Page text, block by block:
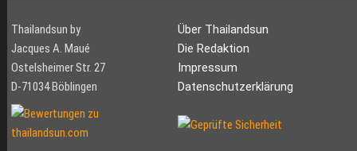
Thailandsun by
Jacques A. Maué
Ostelsheimer Str. 27
D-71034 Böblingen
Über Thailandsun
Die Redaktion
Impressum
Datenschutzerklärung